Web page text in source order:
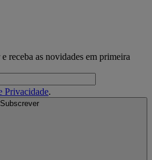
receba as novidades em primeira
Privacidade.
Subscrever